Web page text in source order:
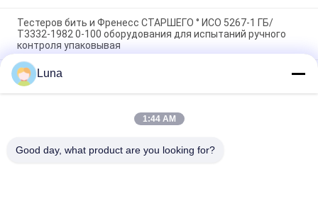
Тестеров бить и Френесс СТАРШЕГО ° ИСО 5267-1 ГБ/
Т3332-1982 0-100 оборудования для испытаний ручного
контроля упаковывая
вызревание лампы камеры ускоренного испытания на
атмосферостойкость 20W УЛЬТРАФИОЛЕТОВОЕ
устойчивое
Квадратный тип ускорил ход выдерживать тест
Luna
1:44 AM
Good day, what product are you looking for?